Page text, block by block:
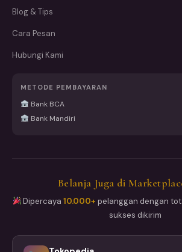
Blog & Tips
Cara Pesan
Hubungi Kami
METODE PEMBAYARAN
Bank BCA
Bank Mandiri
Belanja Juga di
Dipercaya10.000+ pelanggan dengan
sukses dikirim